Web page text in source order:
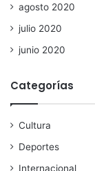
agosto 2020
julio 2020
junio 2020
Categorías
Cultura
Deportes
Internacional